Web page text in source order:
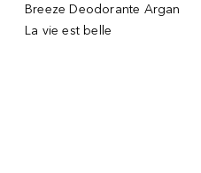
Breeze Deodorante Argan
La vie est belle